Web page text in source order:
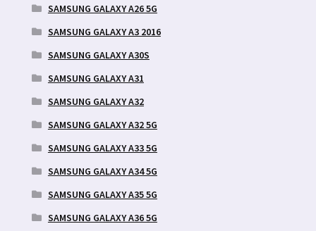
SAMSUNG GALAXY A26 5G
SAMSUNG GALAXY A3 2016
SAMSUNG GALAXY A30S
SAMSUNG GALAXY A31
SAMSUNG GALAXY A32
SAMSUNG GALAXY A32 5G
SAMSUNG GALAXY A33 5G
SAMSUNG GALAXY A34 5G
SAMSUNG GALAXY A35 5G
SAMSUNG GALAXY A36 5G